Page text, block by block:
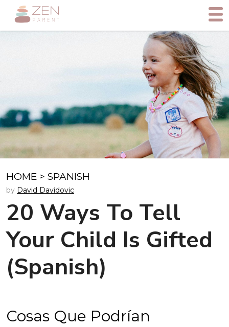
HOME > SPANISH
by David Davidovic
20 Ways To Tell
Your Child Is Gifted
(Spanish)
Cosas Que Podrían